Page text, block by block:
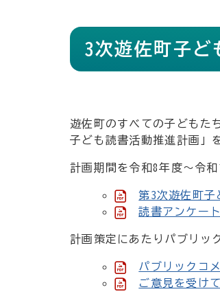
3次遊佐町子ど
遊佐町のすべての子どもた
子ども読書活動推進計画」
計画期間を令和8年度～令
第3次遊佐町
読書アンケー
計画策定にあたりパブリッ
パブリックコ
ご意見を受け